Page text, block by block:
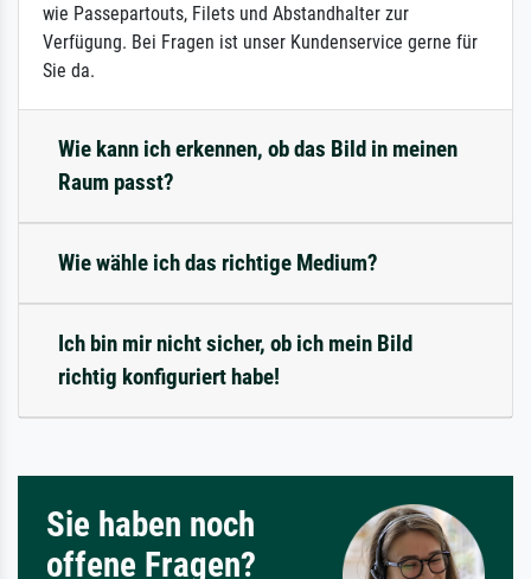
wie Passepartouts, Filets und Abstandhalter zur
Verfügung. Bei Fragen ist unser Kundenservice gerne für
Sie da.
Wie kann ich erkennen, ob das Bild in meinen
Raum passt?
Wie wähle ich das richtige Medium?
Ich bin mir nicht sicher, ob ich mein Bild
richtig konfiguriert habe!
Sie haben noch
offene Fragen?